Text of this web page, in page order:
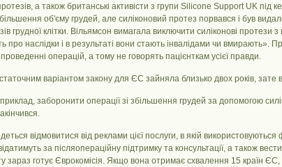
а також британські активісти з групи Silicone Support UK під
об'єму грудей, але силіконовий протез порвався і був
грудної клітки. Вільямсон вимагала виключити силіконові
про наслідки і в результаті вони стають інвалідами чи вмирають».
проведенні операцій, а тому не говорять пацієнткам усієї правди.
варіантом закону для ЄС зайняла близько двох років, зате в
заборонити операції зі збільшення грудей за допомогою
відмовитися від реклами цієї послуги, в якій
за післяопераційну підтримку та консультації, а також
зараз готує Єврокомісія. Якщо вона отримає схвалення 15 країн